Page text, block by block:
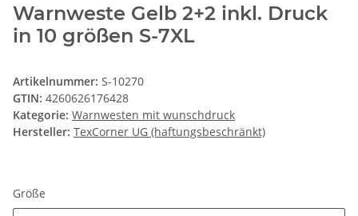
Warnweste Gelb 2+2 inkl. Druck
in 10 größen S-7XL
Artikelnummer: S-10270
GTIN: 4260626176428
Kategorie: Warnwesten mit wunschdruck
Hersteller: TexCorner UG (haftungsbeschränkt)
Größe